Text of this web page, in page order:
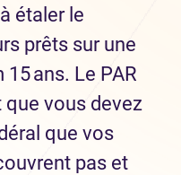
étaler le
prêts sur une
15 ans. Le PAR
vous devez
que vos
pas et